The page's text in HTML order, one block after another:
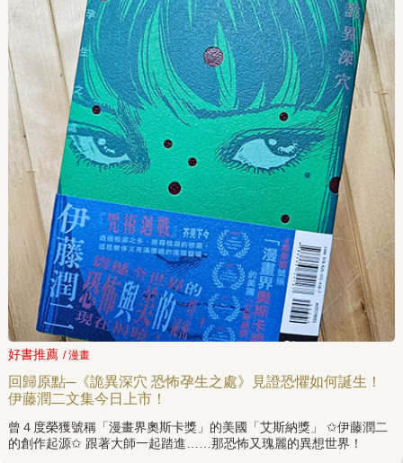
好書推薦 / 漫畫
回歸原點─《詭異深穴 恐怖孕生之處》見證恐懼如何誕生！
伊藤潤二文集今日上市！
曾４度榮獲號稱「漫畫界奧斯卡獎」的美國「艾斯納獎」 ✩伊藤潤二
的創作起源✩ 跟著大師一起踏進……那恐怖又瑰麗的異想世界！